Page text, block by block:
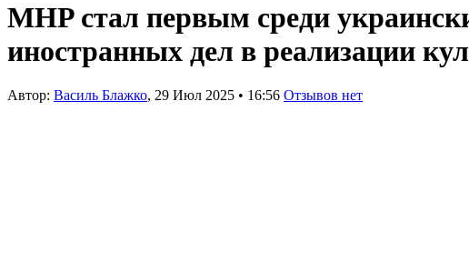
MHP стал первым среди
иностранных дел в реализации
Автор: Василь Блажко, 29 Июл 2025 • 16:56 Отзывов нет